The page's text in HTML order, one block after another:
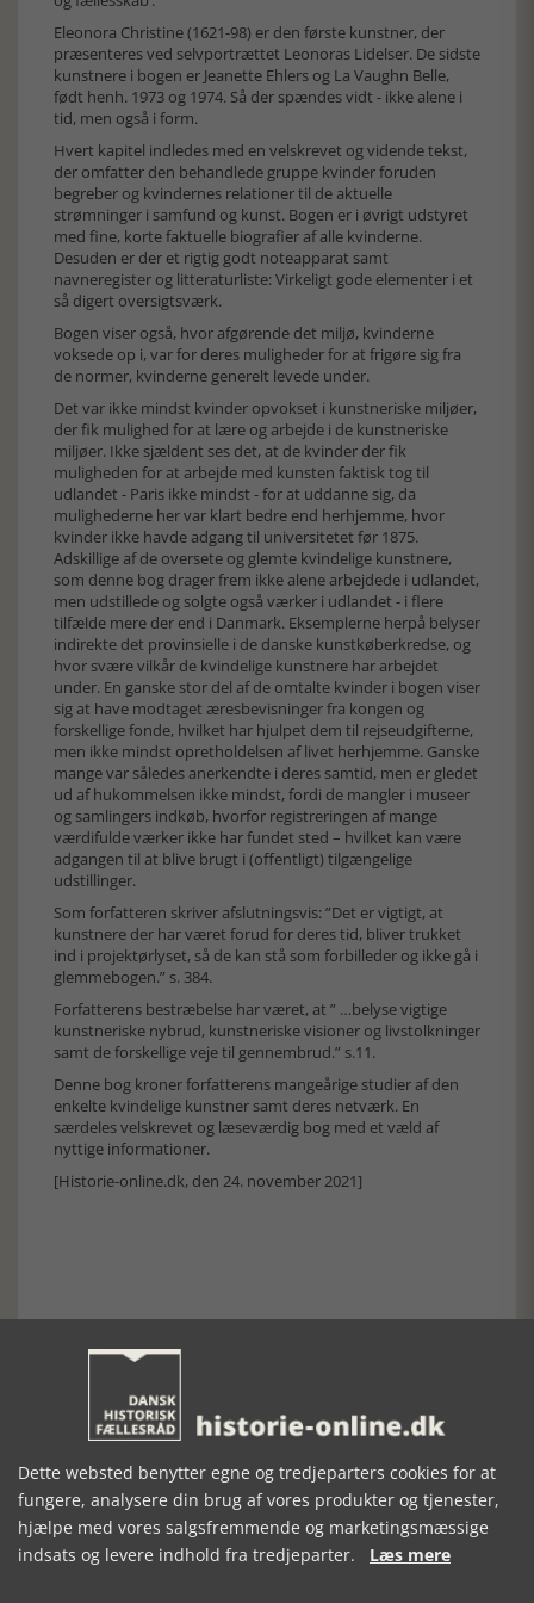
Eleonora Christine (1621-98) er den første kunstner, der
præsenteres ved selvportrættet Leonoras Lidelser. De sidste
kunstnere i bogen er Jeanette Ehlers og La Vaughn Belle,
født henh. 1973 og 1974. Så der spændes vidt - ikke alene i
tid, men også i form.
Hvert kapitel indledes med en velskrevet og vidende tekst,
der omfatter den behandlede gruppe kvinder foruden
begreber og kvindernes relationer til de aktuelle
strømninger i samfund og kunst. Bogen er i øvrigt udstyret
med fine, korte faktuelle biografier af alle kvinderne.
Desuden er der et rigtig godt noteapparat samt
navneregister og litteraturliste: Virkeligt gode elementer i et
så digert oversigtsværk.
Bogen viser også, hvor afgørende det miljø, kvinderne
voksede op i, var for deres muligheder for at frigøre sig fra
de normer, kvinderne generelt levede under.
Det var ikke mindst kvinder opvokset i kunstneriske miljøer,
der fik mulighed for at lære og arbejde i de kunstneriske
miljøer. Ikke sjældent ses det, at de kvinder der fik
muligheden for at arbejde med kunsten faktisk tog til
udlandet - Paris ikke mindst - for at uddanne sig, da
mulighederne her var klart bedre end herhjemme, hvor
kvinder ikke havde adgang til universitetet før 1875.
Adskillige af de oversete og glemte kvindelige kunstnere,
som denne bog drager frem ikke alene arbejdede i udlandet,
men udstillede og solgte også værker i udlandet - i flere
tilfælde mere der end i Danmark. Eksemplerne herpå belyser
indirekte det provinsielle i de danske kunstkøberkredse, og
hvor svære vilkår de kvindelige kunstnere har arbejdet
under. En ganske stor del af de omtalte kvinder i bogen viser
sig at have modtaget æresbevisninger fra kongen og
forskellige fonde, hvilket har hjulpet dem til rejseudgifterne,
men ikke mindst opretholdelsen af livet herhjemme. Ganske
mange var således anerkendte i deres samtid, men er gledet
ud af hukommelsen ikke mindst, fordi de mangler i museer
og samlingers indkøb, hvorfor registreringen af mange
værdifulde værker ikke har fundet sted – hvilket kan være
adgangen til at blive brugt i (offentligt) tilgængelige
udstillinger.
Som forfatteren skriver afslutningsvis: ”Det er vigtigt, at
kunstnere der har været forud for deres tid, bliver trukket
ind i projektørlyset, så de kan stå som forbilleder og ikke gå i
glemmebogen.” s. 384.
Forfatterens bestræbelse har været, at ” …belyse vigtige
kunstneriske nybrud, kunstneriske visioner og livstolkninger
samt de forskellige veje til gennembrud.” s.11.
Denne bog kroner forfatterens mangeårige studier af den
enkelte kvindelige kunstner samt deres netværk. En
særdeles velskrevet og læseværdig bog med et væld af
nyttige informationer.
[Historie-online.dk, den 24. november 2021]
Forrige artikel
SE RELATEREDE ARTIKLER
Dette websted benytter egne og tredjeparters cookies for at
fungere, analysere din brug af vores produkter og tjenester,
hjælpe med vores salgsfremmende og marketingsmæssige
indsats og levere indhold fra tredjeparter. Læs mere